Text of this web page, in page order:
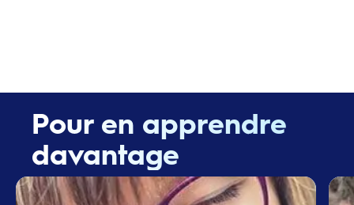
Pour en apprendre
davantage